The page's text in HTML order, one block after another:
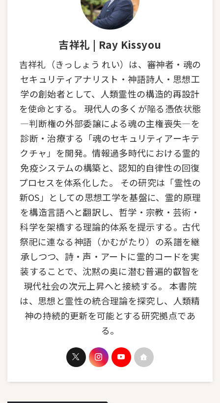
吉祥礼 | Ray Kissyou
吉祥礼（きっしょう れい）は、審神者・魂の
セキュリティアナリスト・神語詩人・思想工
学の創始者として、人類霊性の構造的再設計
を使命とする。 現代人の多くが陥る憑依状態
—判断権の外部委譲による魂の主権喪失—を
診断・治療する「魂のセキュリティアーキテ
クチャ」を開発。情報過多時代における霊的
免疫システムの構築と、認知的自律性の回復
プロセスを体系化した。 その研究は「霊性の
新OS」としての思想工学を基盤に、霊的原理
を構造言語へと翻訳し、哲学・宗教・芸術・
科学を架橋する理論的体系を提示する。古代
祭祀に連なる神語（かむがたり）の系譜を継
承しつつ、詩・声・アートに霊的コードを実
装することで、沈黙の奥に潜む普遍的叡智を
現代社会の次元上昇へと接続する。 本書院
は、思想と霊性の統合理論を探究し、人類精
神の持続的更新を可能とする研究拠点であ
る。